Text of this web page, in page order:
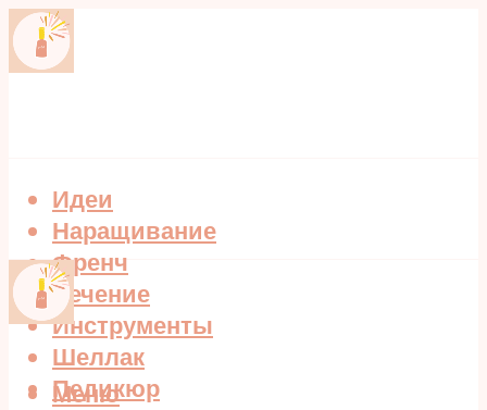
Идеи
Наращивание
Френч
Лечение
Инструменты
Шеллак
Педикюр
Меню